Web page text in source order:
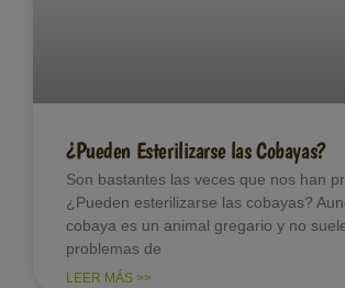
¿Pueden Esterilizarse las Cobayas?
Son bastantes las veces que nos han
¿Pueden esterilizarse las cobayas?
cobaya es un animal gregario y no
problemas de
LEER MÁS >>